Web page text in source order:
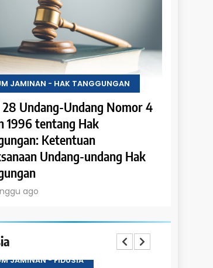
JAMINAN - HAK TANGGUNGAN
28 Undang-Undang Nomor 4
1996 tentang Hak
Ketentuan
Undang-undang Hak
ago
JAMINAN - FIDUSIA